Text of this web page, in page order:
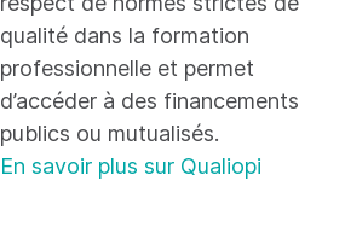
qualité dans la formation
professionnelle et permet
d’accéder à des financements
publics ou mutualisés.
En savoir plus sur Qualiopi